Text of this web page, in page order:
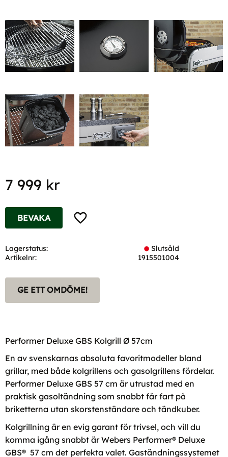
7 999 kr
Lägg till i favoriter
BEVAKA
Lagerstatus
Slutsåld
Artikelnr
1915501004
GE ETT OMDÖME!
Performer Deluxe GBS Kolgrill Ø 57cm
En av svenskarnas absoluta favoritmodeller bland
grillar, med både kolgrillens och gasolgrillens fördelar.
Performer Deluxe GBS 57 cm är utrustad med en
praktisk gasoltändning som snabbt får fart på
briketterna utan skorstenständare och tändkuber.
Kolgrillning är en evig garant för trivsel, och vill du
komma igång snabbt är Webers Performer® Deluxe
GBS® 57 cm det perfekta valet. Gaständningssystemet